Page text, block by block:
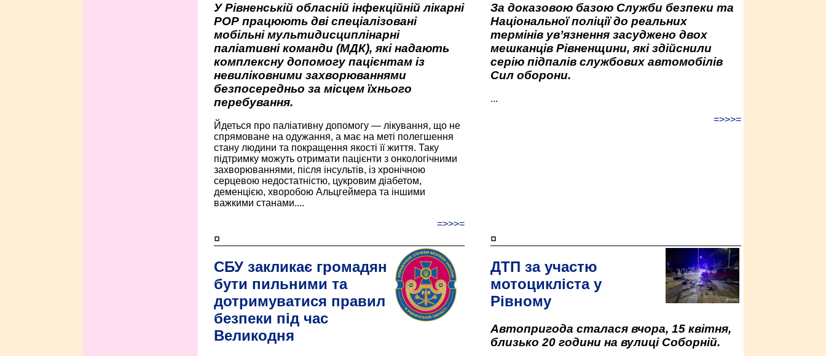
У Рівненській обласній інфекційній лікарні
РОР працюють дві спеціалізовані
мобільні мультидисциплінарні
паліативні команди (МДК), які надають
комплексну допомогу пацієнтам із
невиліковними захворюваннями
безпосередньо за місцем їхнього
перебування.
Йдеться про паліативну допомогу — лікування, що не
спрямоване на одужання, а має на меті полегшення
стану людини та покращення якості її життя. Таку
підтримку можуть отримати пацієнти з онкологічними
захворюваннями, після інсультів, із хронічною
серцевою недостатністю, цукровим діабетом,
деменцією, хворобою Альцгеймера та іншими
важкими станами....
=>>>=
За доказовою базою Служби безпеки та
Національної поліції до реальних
термінів ув’язнення засуджено двох
мешканців Рівненщини, які здійснили
серію підпалів службових автомобілів
Сил оборони.
...
=>>>=
¤
СБУ закликає громадян
бути пильними та
дотримуватися правил
безпеки під час
Великодня
¤
ДТП за участю
мотоцикліста у
Рівному
Автопригода сталася вчора, 15 квітня,
близько 20 години на вулиці Соборній.